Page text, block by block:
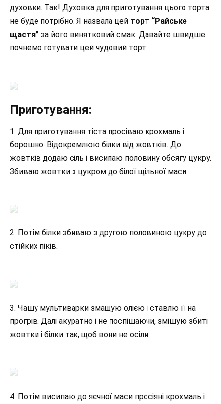
духовки. Так! Духовка для приготування цього торта
не буде потрібно. Я назвала цей торт “Райське
щастя” за його винятковий смак. Давайте швидше
почнемо готувати цей чудовий торт.
Приготування:
1. Для приготування тіста просіваю крохмаль і
борошно. Відокремлюю білки від жовтків. До
жовтків додаю сіль і висипаю половину обсягу цукру.
Збиваю жовтки з цукром до білої щільної маси.
2. Потім білки збиваю з другою половиною цукру до
стійких піків.
3. Чашу мультиварки змащую олією і ставлю її на
прогрів. Далі акуратно і не поспішаючи, змішую збиті
жовтки і білки так, щоб вони не осіли.
4. Потім висипаю до яєчної маси просіяні крохмаль і